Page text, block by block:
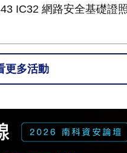
IC32 網路安全基礎證照
更多活動